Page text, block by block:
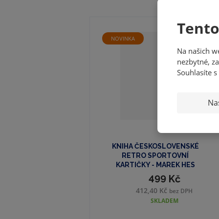
Na našich
nezbytné,
Souhlasíte
NOVINKA
KNIHA ČESKOSLOVENSKÉ
RETRO SPORTOVNÍ
KARTIČKY - MAREK HES
499 Kč
412,40 Kč bez DPH
SKLADEM